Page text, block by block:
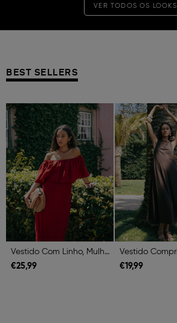
VER TODOS OS LOOKS
BEST SELLERS
Previous Next
Vestido Com Linho, Mulher, Vermelho Escuro
€25,99
Previous
€19,99